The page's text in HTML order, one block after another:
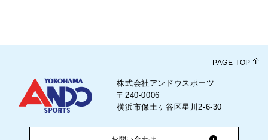
PAGE TOP
株式会社アンドウスポーツ
〒240-0006
横浜市保土ヶ谷区星川2-6-30